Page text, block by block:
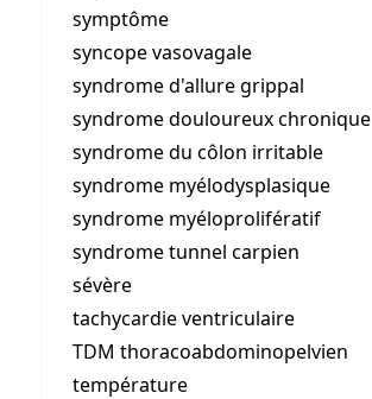
symptôme
syncope vasovagale
syndrome d'allure grippal
syndrome douloureux chronique
syndrome du côlon irritable
syndrome myélodysplasique
syndrome myéloprolifératif
syndrome tunnel carpien
sévère
tachycardie ventriculaire
TDM thoracoabdominopelvien
température